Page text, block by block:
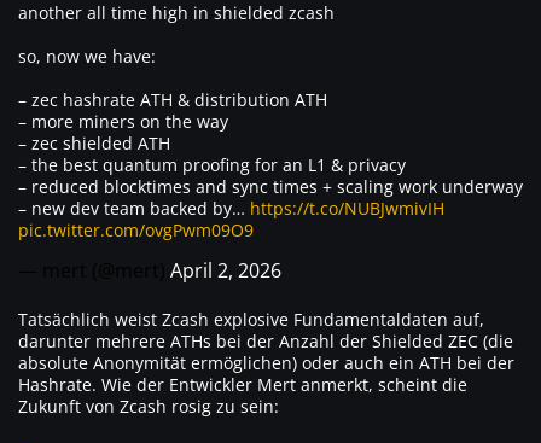
another all time high in shielded zcash
so, now we have:
– zec hashrate ATH & distribution ATH
– more miners on the way
– zec shielded ATH
– the best quantum proofing for an L1 & privacy
– reduced blocktimes and sync times + scaling work underway
– new dev team backed by… https://t.co/NUBJwmivIH
pic.twitter.com/ovgPwm09O9
April 2, 2026
Tatsächlich weist Zcash explosive Fundamentaldaten auf,
darunter mehrere ATHs bei der Anzahl der Shielded ZEC (die
absolute Anonymität ermöglichen) oder auch ein ATH bei der
Hashrate. Wie der Entwickler Mert anmerkt, scheint die
Zukunft von Zcash rosig zu sein: